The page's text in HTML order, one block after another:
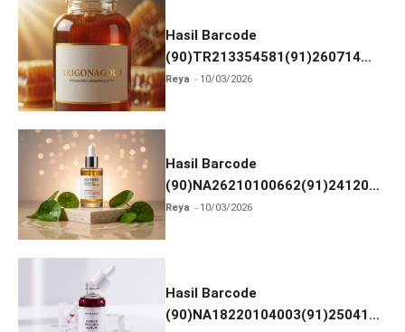
k
Hasil Barcode
(90)TR213354581(91)260714
dan Izin BPOM
Reya 10/03/2026
Hasil Barcode
(90)NA26210100662(91)241203
dan Izin BPOM
Reya 10/03/2026
Hasil Barcode
(90)NA18220104003(91)250418